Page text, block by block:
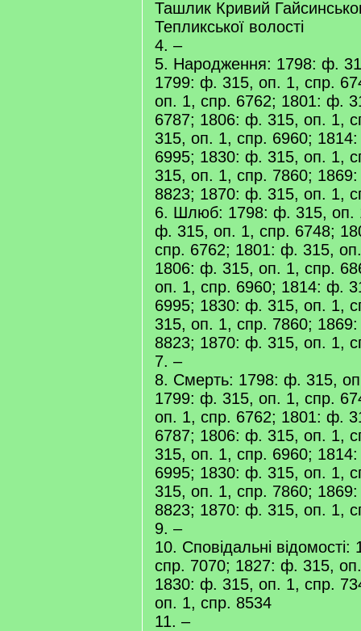
Ташлик Кривий
Тепликської волості
4. –
5. Народження: 1798: ф.
1799: ф. 315, оп. 1, спр.
оп. 1, спр. 6762; 1801: ф.
6787; 1806: ф. 315, оп. 1,
315, оп. 1, спр. 6960;
6995; 1830: ф. 315, оп. 1,
315, оп. 1, спр. 7860;
8823; 1870: ф. 315, оп. 1,
6. Шлюб: 1798: ф. 315, оп.
ф. 315, оп. 1, спр. 6748;
спр. 6762; 1801: ф. 315,
1806: ф. 315, оп. 1, спр.
оп. 1, спр. 6960; 1814: ф.
6995; 1830: ф. 315, оп. 1,
315, оп. 1, спр. 7860;
8823; 1870: ф. 315, оп. 1,
7. –
8. Смерть: 1798: ф. 315,
1799: ф. 315, оп. 1, спр.
оп. 1, спр. 6762; 1801: ф.
6787; 1806: ф. 315, оп. 1,
315, оп. 1, спр. 6960;
6995; 1830: ф. 315, оп. 1,
315, оп. 1, спр. 7860;
8823; 1870: ф. 315, оп. 1,
9. –
10. Сповідальні
спр. 7070; 1827: ф. 315,
1830: ф. 315, оп. 1, спр.
оп. 1, спр. 8534
11. –